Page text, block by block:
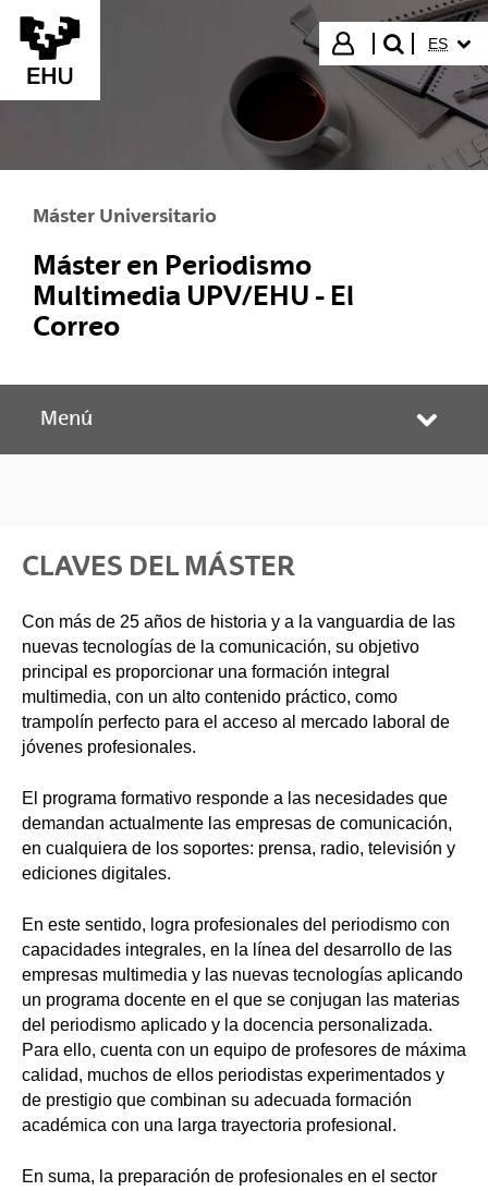
Saltar al contenido principal
Iniciar sesión
buscar"
ES
Máster Universitario
Máster en Periodismo
Multimedia UPV/EHU - El
Correo
Menú
CLAVES DEL MÁSTER
Con más de 25 años de historia y a la vanguardia de las
nuevas tecnologías de la comunicación, su objetivo
principal es proporcionar una formación integral
multimedia, con un alto contenido práctico, como
trampolín perfecto para el acceso al mercado laboral de
jóvenes profesionales.
El programa formativo responde a las necesidades que
demandan actualmente las empresas de comunicación,
en cualquiera de los soportes: prensa, radio, televisión y
ediciones digitales.
En este sentido, logra profesionales del periodismo con
capacidades integrales, en la línea del desarrollo de las
empresas multimedia y las nuevas tecnologías aplicando
un programa docente en el que se conjugan las materias
del periodismo aplicado y la docencia personalizada.
Para ello, cuenta con un equipo de profesores de máxima
calidad, muchos de ellos periodistas experimentados y
de prestigio que combinan su adecuada formación
académica con una larga trayectoria profesional.
En suma, la preparación de profesionales en el sector